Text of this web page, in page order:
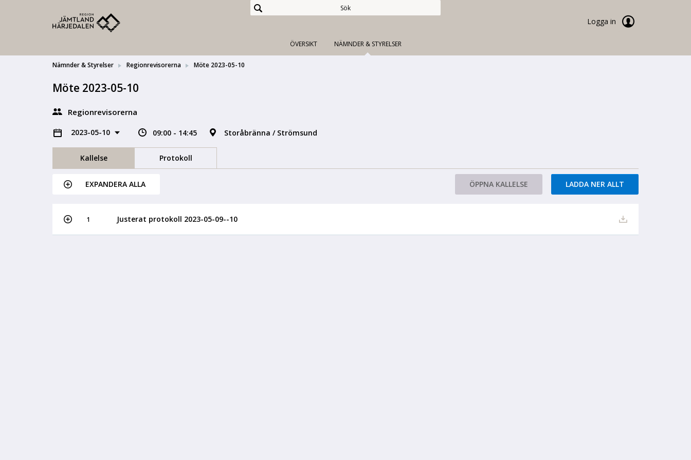
Logga in
ÖVERSIKT NÄMNDER & STYRELSER
Nämnder & Styrelser Regionrevisorerna Möte 2023-05-10
Möte 2023-05-10
Regionrevisorerna
2023-05-10 09:00 - 14:45 Storåbränna / Strömsund
Kallelse Protokoll
EXPANDERA ALLA ÖPPNA KALLELSE LADDA NER ALLT
1 Justerat protokoll 2023-05-09--10